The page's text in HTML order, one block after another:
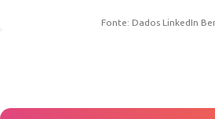
Fonte: Dados LinkedIn